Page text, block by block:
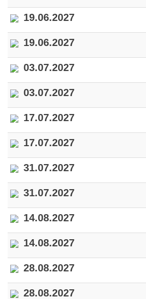
19.06.2027
19.06.2027
03.07.2027
03.07.2027
17.07.2027
17.07.2027
31.07.2027
31.07.2027
14.08.2027
14.08.2027
28.08.2027
28.08.2027